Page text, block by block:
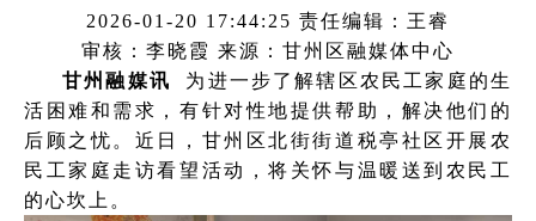
2026-01-20 17:44:25 责任编辑：王睿
审核：李晓霞 来源：甘州区融媒体中心
甘州融媒讯
为进一步了解辖区农民工家庭的生
活困难和需求，有针对性地提供帮助，解决他们的
后顾之忧。近日，甘州区北街街道税亭社区开展农
民工家庭走访看望活动，将关怀与温暖送到农民工
的心坎上。